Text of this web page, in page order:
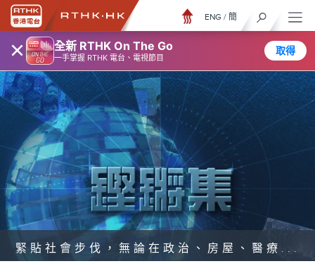
× 全新 RTHK On The Go
一手掌握 RTHK 電台、電視節目
取得
ENG / 簡
緊貼社會步伐，無論在政治、房屋、醫療...